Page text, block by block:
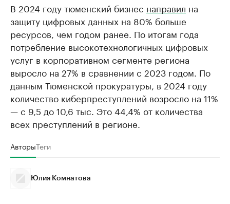
В 2024 году тюменский бизнес направил на
защиту цифровых данных на 80% больше
ресурсов, чем годом ранее. По итогам года
потребление высокотехнологичных цифровых
услуг в корпоративном сегменте региона
выросло на 27% в сравнении с 2023 годом. По
данным Тюменской прокуратуры, в 2024 году
количество киберпреступлений возросло на 11%
— с 9,5 до 10,6 тыс. Это 44,4% от количества
всех преступлений в регионе.
АвторыТеги
Юлия Комнатова